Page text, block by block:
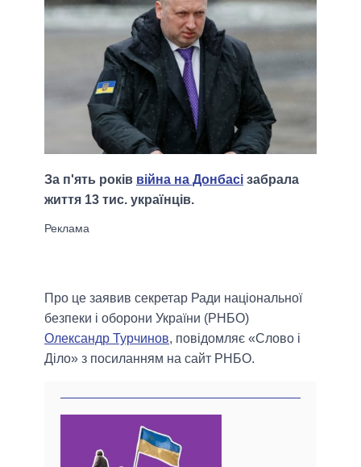
За п'ять років війна на Донбасі забрала
життя 13 тис. українців.
Про це заявив секретар Ради національної
безпеки і оборони України (РНБО)
Олександр Турчинов, повідомляє «Слово і
Діло» з посиланням на сайт РНБО.